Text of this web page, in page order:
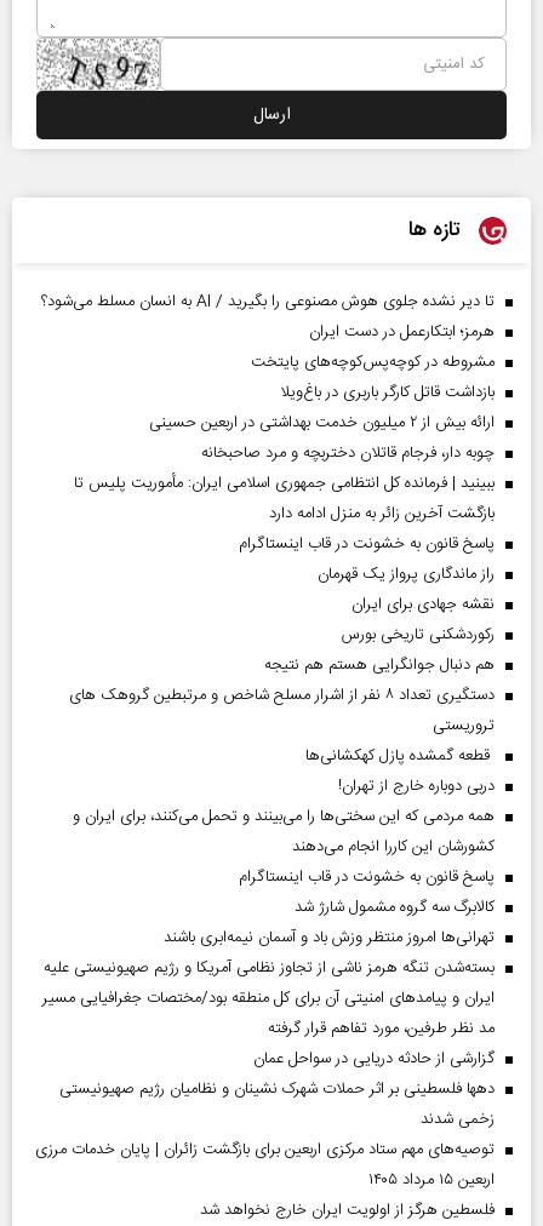
تازه ها
تا دیر نشده جلوی هوش مصنوعی را بگیرید / AI به انسان مسلط می‌شود؟
هرمز؛ ابتکارعمل در دست ایران
مشروطه در کوچه‌پس‌کوچه‌های پایتخت
بازداشت قاتل کارگر باربری در باغ‌ویلا
ارائه بیش از ۲ میلیون خدمت بهداشتی در اربعین حسینی
چوبه دار، فرجام قاتلان دختربچه و مرد صاحبخانه
ببینید | فرمانده کل انتظامی جمهوری اسلامی ایران­: مأموریت پلیس تا
بازگشت آخرین زائر به منزل ادامه دارد
پاسخ قانون به خشونت در قاب اینستاگرام
راز ماندگاری پرواز یک قهرمان
نقشه جهادی برای ایران
رکوردشکنی تاریخی بورس
هم دنبال جوانگرایی هستم هم نتیجه
دستگیری تعداد ۸ نفر از اشرار مسلح شاخص و مرتبطین گروهک های
تروریستی
قطعه گمشده پازل کهکشانی‌ها
دربی دوباره خارج از تهران!
همه مردمی که این سختی‌ها را می‌بینند و تحمل می‌کنند، برای ایران و
کشورشان این کاررا انجام می‌دهند
پاسخ قانون به خشونت در قاب اینستاگرام
کالابرگ سه گروه مشمول شارژ شد
تهرانی‌ها امروز منتظر وزش باد و آسمان نیمه‌ابری باشند
بسته‌شدن تنگه هرمز ناشی از تجاوز نظامی آمریکا و رژیم صهیونیستی علیه
ایران و پیامد‌های امنیتی آن برای کل منطقه بود/مختصات جغرافیایی مسیر
مد نظر طرفین، مورد تفاهم قرار گرفته
گزارشی از حادثه دریایی در سواحل عمان
دهها فلسطینی بر اثر حملات شهرک نشینان و نظامیان رژیم صهیونیستی
زخمی شدند
توصیه‌های مهم ستاد مرکزی اربعین برای بازگشت زائران | پایان خدمات مرزی
اربعین ۱۵ مرداد ۱۴۰۵
فلسطین هرگز از اولویت ایران خارج نخواهد شد